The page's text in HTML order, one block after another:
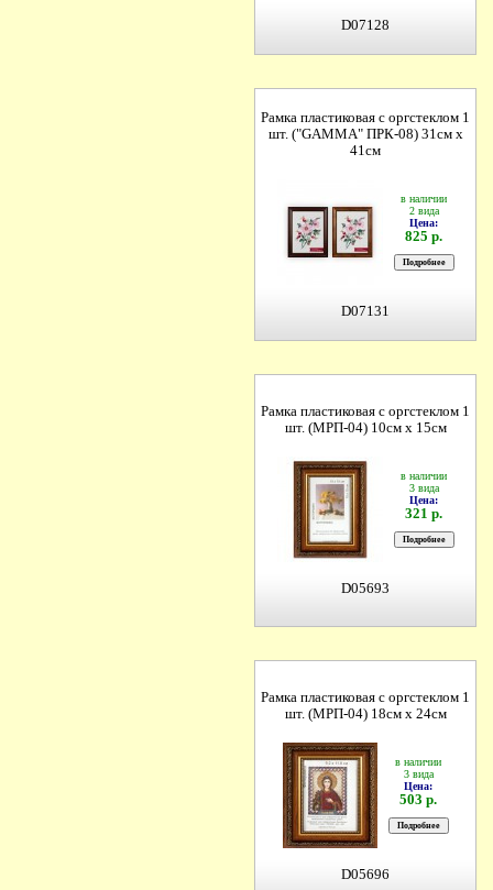
D07128
Рамка пластиковая с оргстеклом 1
шт. ("GAMMA" ПРК-08) 31см х
41см
в наличии
2 вида
Цена:
825 р.
D07131
Рамка пластиковая с оргстеклом 1
шт. (МРП-04) 10см х 15см
в наличии
3 вида
Цена:
321 р.
D05693
Рамка пластиковая с оргстеклом 1
шт. (МРП-04) 18см х 24см
в наличии
3 вида
Цена:
503 р.
D05696